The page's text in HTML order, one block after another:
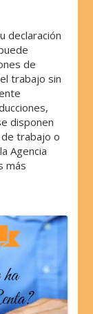
declaración
de
trabajo sin
disponen
trabajo o
Agencia
más